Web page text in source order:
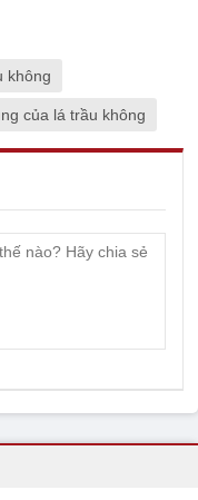
không
của lá trầu không